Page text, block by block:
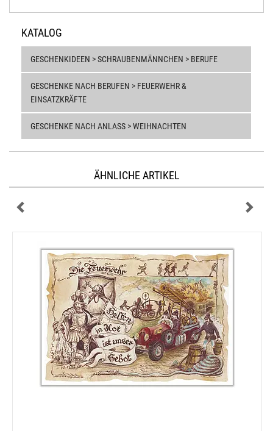
KATALOG
GESCHENKIDEEN > SCHRAUBENMÄNNCHEN > BERUFE
GESCHENKE NACH BERUFEN > FEUERWEHR &
EINSATZKRÄFTE
GESCHENKE NACH ANLASS > WEIHNACHTEN
ÄHNLICHE ARTIKEL